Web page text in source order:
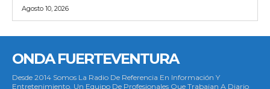
Agosto 10, 2026
ONDA FUERTEVENTURA
Desde 2014 Somos La Radio De Referencia En Información Y
Entretenimiento. Un Equipo De Profesionales Que Trabajan A Diario